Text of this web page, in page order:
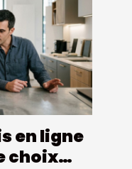
en ligne
choix